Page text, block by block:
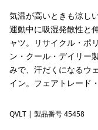
気温が高いときも涼し
運動中に吸湿発散性と
ャツ。リサイクル・ポ
ン・クール・デイリー
みで、汗だくになるウ
イン。フェアトレード
Quiet Violet
QVLT | 製品番号 45458